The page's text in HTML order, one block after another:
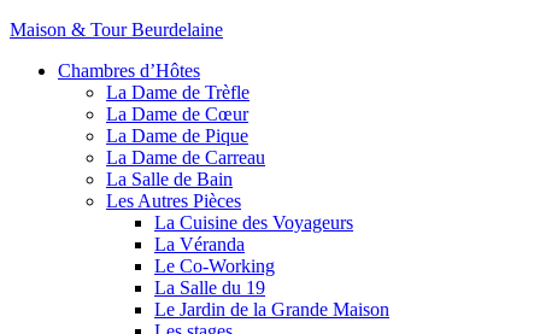
Maison & Tour Beurdelaine
Chambres d’Hôtes
La Dame de Trèfle
La Dame de Cœur
La Dame de Pique
La Dame de Carreau
La Salle de Bain
Les Autres Pièces
La Cuisine des Voyageurs
La Véranda
Le Co-Working
La Salle du 19
Le Jardin de la Grande Maison